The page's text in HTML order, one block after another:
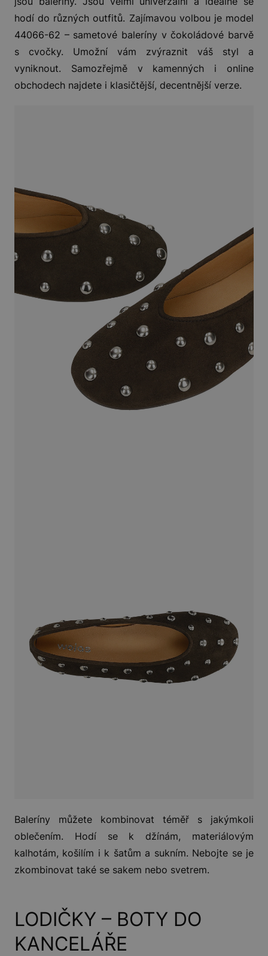
hodí do různých outfitů. Zajímavou volbou je model
44066-62 – sametové baleríny v čokoládové barvě
s cvočky. Umožní vám zvýraznit váš styl a
vyniknout. Samozřejmě v kamenných i online
obchodech najdete i klasičtější, decentnější verze.
Baleríny můžete kombinovat téměř s jakýmkoli
oblečením. Hodí se k džínám, materiálovým
kalhotám, košilím i k šatům a sukním. Nebojte se je
zkombinovat také se sakem nebo svetrem.
LODIČKY – BOTY DO
KANCELÁŘE